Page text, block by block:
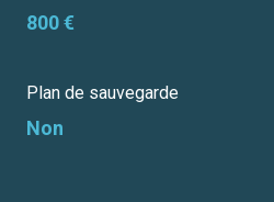
800 €
Plan de sauvegarde
Non